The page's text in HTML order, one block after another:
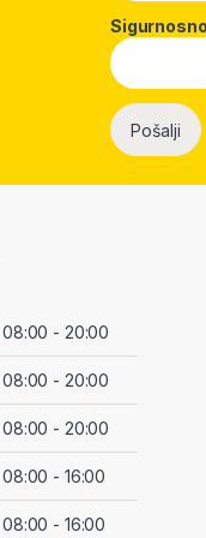
08:00 - 20:00
08:00 - 20:00
08:00 - 20:00
08:00 - 16:00
08:00 - 16:00